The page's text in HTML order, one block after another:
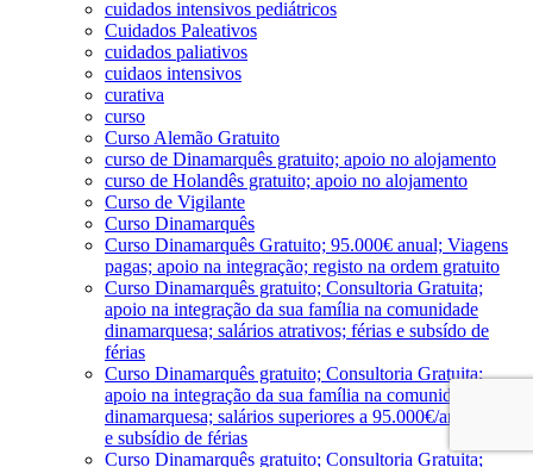
cuidados intensivos pediátricos
Cuidados Paleativos
cuidados paliativos
cuidaos intensivos
curativa
curso
Curso Alemão Gratuito
curso de Dinamarquês gratuito; apoio no alojamento
curso de Holandês gratuito; apoio no alojamento
Curso de Vigilante
Curso Dinamarquês
Curso Dinamarquês Gratuito; 95.000€ anual; Viagens
pagas; apoio na integração; registo na ordem gratuito
Curso Dinamarquês gratuito; Consultoria Gratuita;
apoio na integração da sua família na comunidade
dinamarquesa; salários atrativos; férias e subsído de
férias
Curso Dinamarquês gratuito; Consultoria Gratuita;
apoio na integração da sua família na comunidade
dinamarquesa; salários superiores a 95.000€/ano; férias
e subsídio de férias
Curso Dinamarquês gratuito; Consultoria Gratuita;